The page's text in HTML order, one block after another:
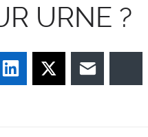
URNE ?
LinkedIn Twitter